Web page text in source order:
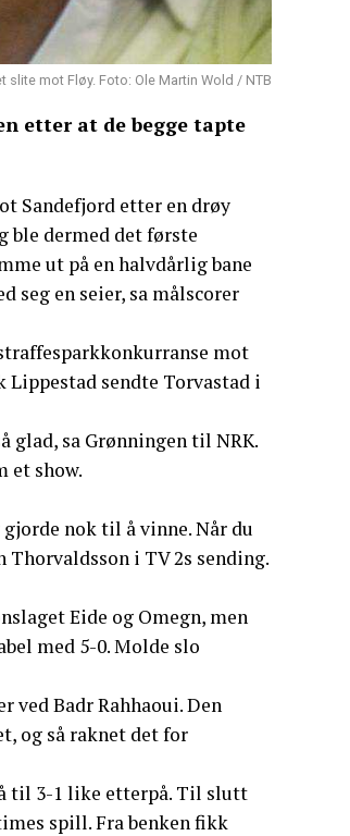
mot Fløy. Foto: Ole Martin Wold / NTB
etter at de begge tapte
Sandefjord etter en drøy
ble dermed det første
ut på en halvdårlig bane
seg en seier, sa målscorer
mot
sendte Torvastad i
glad, sa Grønningen til NRK.
et show.
nok til å vinne. Når du
i TV 2s sending.
Eide og Omegn, men
med 5-0. Molde slo
ved Badr Rahhaoui. Den
og så raknet det for
til 3-1 like etterpå. Til slutt
spill. Fra benken fikk